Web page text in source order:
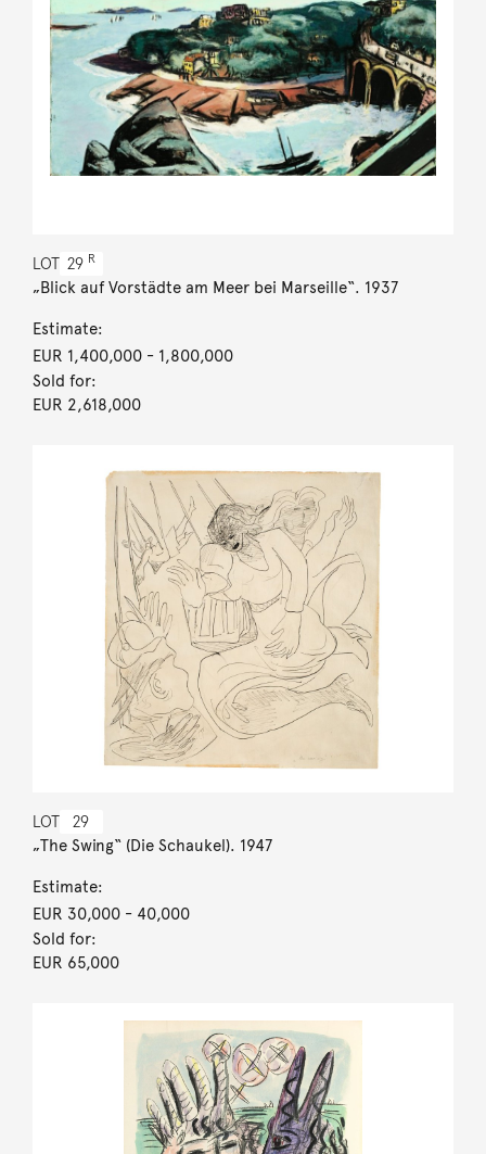
LOT 29 R
„Blick auf Vorstädte am Meer bei Marseille“. 1937
Estimate:
EUR 1,400,000- 1,800,000
Sold for:
EUR 2,618,000
LOT 29
„The Swing“ (Die Schaukel). 1947
Estimate:
EUR 30,000- 40,000
Sold for:
EUR 65,000